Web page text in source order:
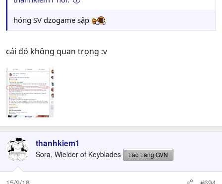
hóng SV dzogame sập
cái đó không quan trọng :v
thanhkiem1
Sora, Wielder of Keyblades Lão Làng GVN